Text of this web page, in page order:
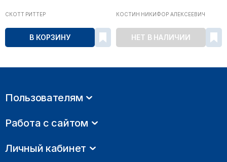
СКОТТ РИТТЕР
В КОРЗИНУ
КОСТИН НИКИФОР АЛЕКСЕЕВИЧ
НЕТ В НАЛИЧИИ
Пользователям
Работа с сайтом
Личный кабинет